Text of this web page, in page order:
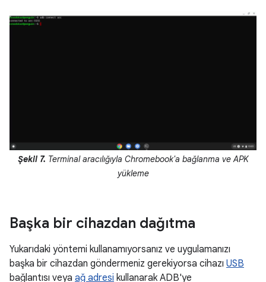
Şekil 7. Terminal aracılığıyla Chromebook'a bağlanma ve APK
yükleme
Başka bir cihazdan dağıtma
Yukarıdaki yöntemi kullanamıyorsanız ve uygulamanızı
başka bir cihazdan göndermeniz gerekiyorsa cihazı USB
bağlantısı veya ağ adresi kullanarak ADB'ye